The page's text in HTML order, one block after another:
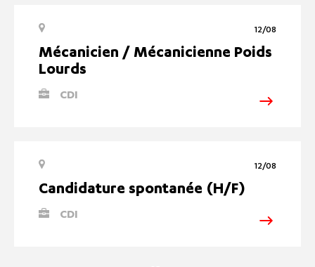
12/08
Mécanicien / Mécanicienne Poids
Lourds
CDI
12/08
Candidature spontanée (H/F)
CDI